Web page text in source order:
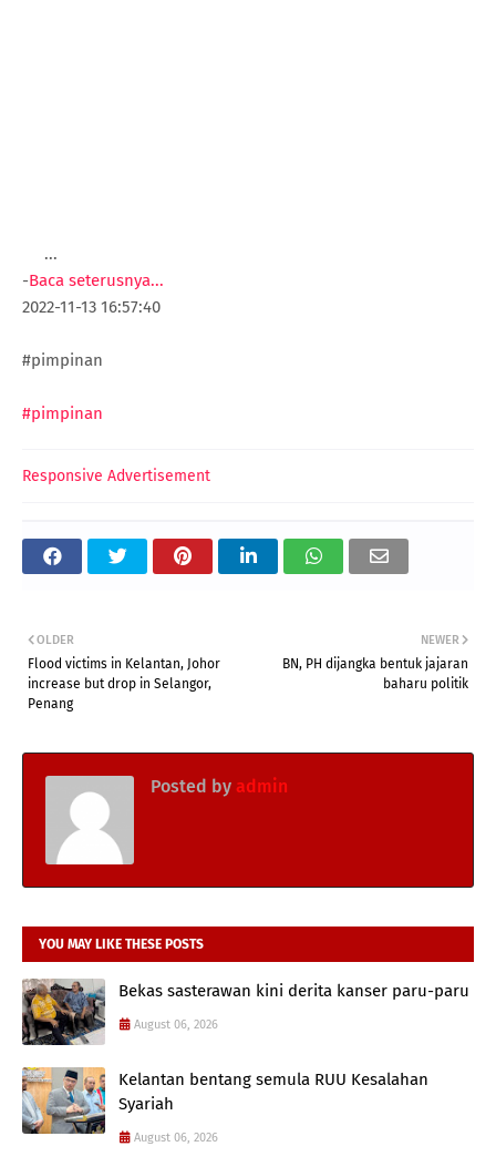
...
-Baca seterusnya...
2022-11-13 16:57:40
#pimpinan
#pimpinan
Responsive Advertisement
NEWER
BN, PH dijangka bentuk jajaran
baharu politik
OLDER
Flood victims in Kelantan, Johor
increase but drop in Selangor,
Penang
Posted by admin
YOU MAY LIKE THESE POSTS
Bekas sasterawan kini derita kanser paru-paru
August 06, 2026
Kelantan bentang semula RUU Kesalahan
Syariah
August 06, 2026